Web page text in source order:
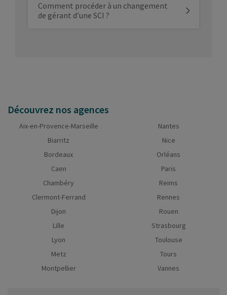
Comment procéder à un changement
de gérant d’une SCI ?
Découvrez nos agences
Aix-en-Provence-Marseille
Biarritz
Bordeaux
Caen
Chambéry
Clermont-Ferrand
Dijon
Lille
Lyon
Metz
Montpellier
Nantes
Nice
Orléans
Paris
Reims
Rennes
Rouen
Strasbourg
Toulouse
Tours
Vannes